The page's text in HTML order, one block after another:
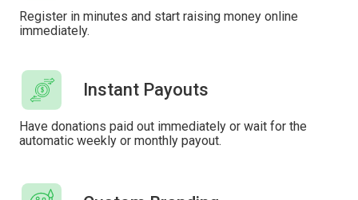
Register in minutes and start raising money online
immediately.
Instant Payouts
Have donations paid out immediately or wait for the
automatic weekly or monthly payout.